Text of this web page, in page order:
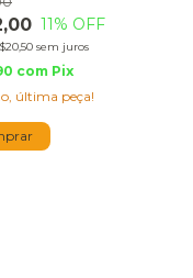
11 % OFF
sem juros
com Pix
última peça!